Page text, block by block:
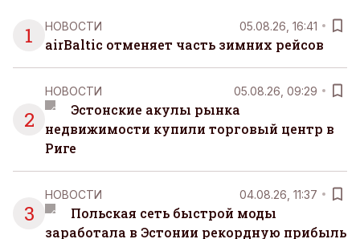
1
НОВОСТИ 05.08.26, 16:41
airBaltic отменяет часть зимних рейсов
2
НОВОСТИ 05.08.26, 09:29
Эстонские акулы рынка
недвижимости купили торговый центр в
Риге
3
НОВОСТИ 04.08.26, 11:37
Польская сеть быстрой моды
заработала в Эстонии рекордную прибыль